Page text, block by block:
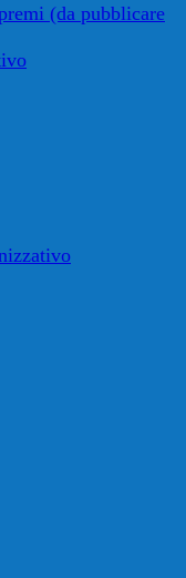
(da pubblicare